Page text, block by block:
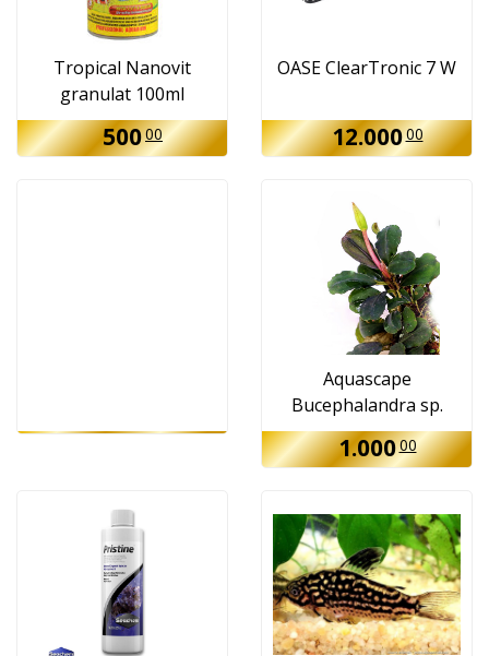
Tropical Nanovit
granulat 100ml
50000
OASE ClearTronic 7 W
12.00000
Aquascape
Bucephalandra sp.
'Apple leaf'
1.00000